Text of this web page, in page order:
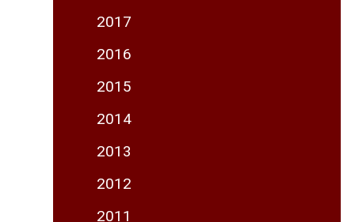
2017
2016
2015
2014
2013
2012
2011